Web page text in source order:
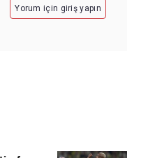
Yorum için giriş yapın